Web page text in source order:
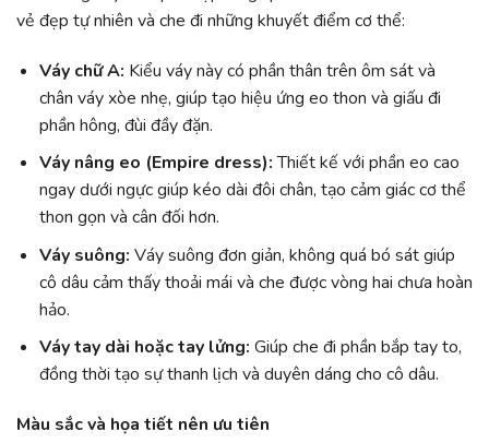
vẻ đẹp tự nhiên và che đi những khuyết điểm cơ thể:
Váy chữ A: Kiểu váy này có phần thân trên ôm sát và
chân váy xòe nhẹ, giúp tạo hiệu ứng eo thon và giấu đi
phần hông, đùi đầy đặn.
Váy nâng eo (Empire dress):Thiết kế với phần eo cao
ngay dưới ngực giúp kéo dài đôi chân, tạo cảm giác cơ thể
thon gọn và cân đối hơn.
Váy suông: Váy suông đơn giản, không quá bó sát giúp
cô dâu cảm thấy thoải mái và che được vòng hai chưa hoàn
hảo.
Váy tay dài hoặc tay lửng: Giúp che đi phần bắp tay to,
đồng thời tạo sự thanh lịch và duyên dáng cho cô dâu.
Màu sắc và họa tiết nên ưu tiên